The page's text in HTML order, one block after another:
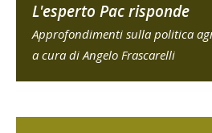
L'esperto Pac risponde
Approfondimenti sulla politica
a cura di Angelo Frascarelli